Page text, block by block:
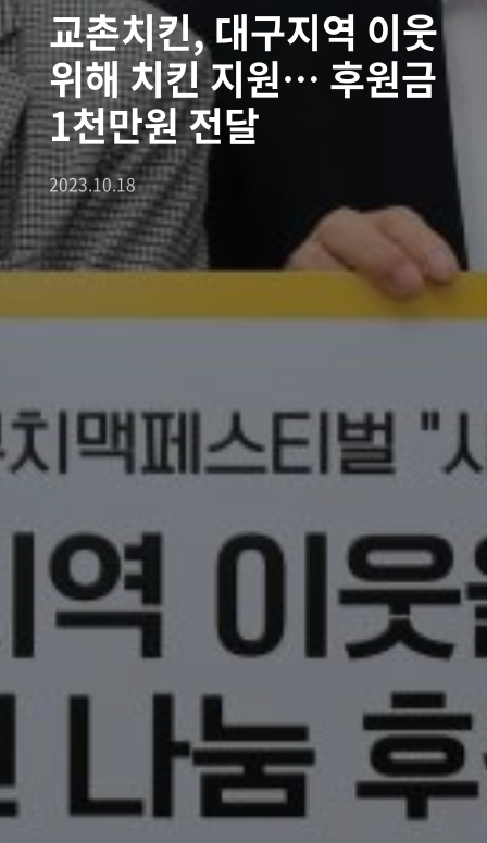
교촌치킨, 대구지역 이웃
위해 치킨 지원… 후원금
1천만원 전달
2023.10.18